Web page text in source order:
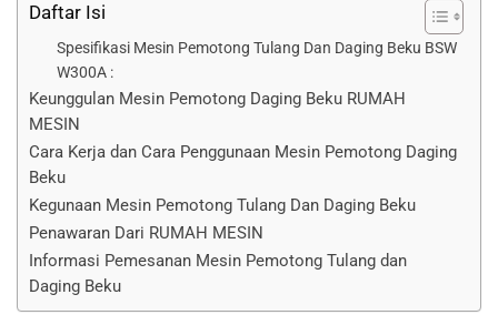
Daftar Isi
Spesifikasi Mesin Pemotong Tulang Dan Daging Beku BSW
W300A :
Keunggulan Mesin Pemotong Daging Beku RUMAH
MESIN
Cara Kerja dan Cara Penggunaan Mesin Pemotong Daging
Beku
Kegunaan Mesin Pemotong Tulang Dan Daging Beku
Penawaran Dari RUMAH MESIN
Informasi Pemesanan Mesin Pemotong Tulang dan
Daging Beku